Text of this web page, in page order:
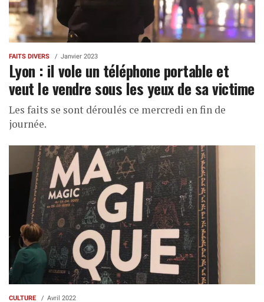
FAITS DIVERS Janvier 2023
Lyon : il vole un téléphone portable et
veut le vendre sous les yeux de sa victime
Les faits se sont déroulés ce mercredi en fin de
journée.
CULTURE Avril 2022